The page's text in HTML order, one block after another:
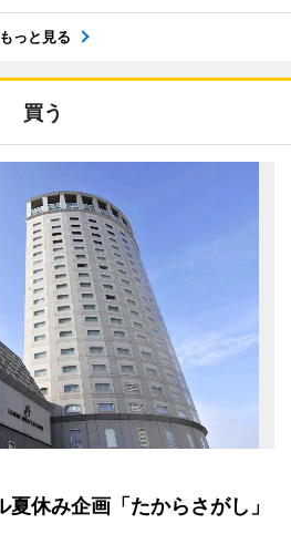
もっと見る
買う
休み企画「たからさがし」